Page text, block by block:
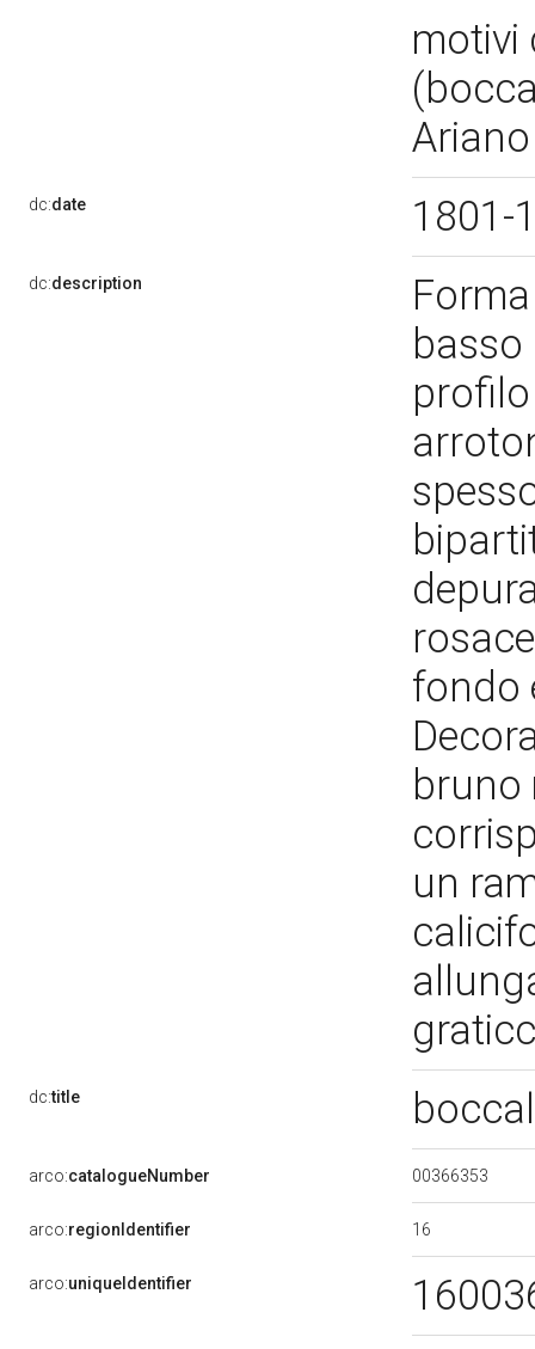
motivi
dc:date 1801-
dc:description
fondo
bruno
un
dc:title
arco:catalogueNumber 00366353
arco:regionIdentifier 16
arco:uniqueIdentifier